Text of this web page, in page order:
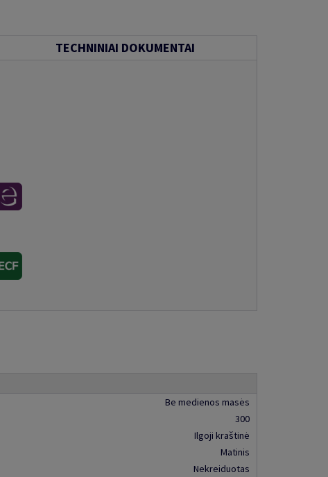
TECHNINIAI DOKUMENTAI
Be medienos masės
300
Ilgoji kraštinė
Matinis
Nekreiduotas